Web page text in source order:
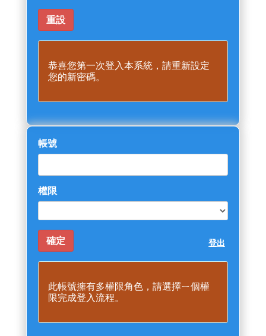
恭喜您第一次登入本系統，請重新設定
您的新密碼。
帳號
權限
登出
此帳號擁有多權限角色，請選擇ㄧ個權
限完成登入流程。